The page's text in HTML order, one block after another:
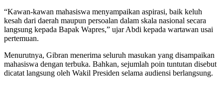
“Kawan-kawan mahasiswa menyampaikan aspirasi, baik keluh
kesah dari daerah maupun persoalan dalam skala nasional secara
langsung kepada Bapak Wapres,” ujar Abdi kepada wartawan usai
pertemuan.
Menurutnya, Gibran menerima seluruh masukan yang disampaikan
mahasiswa dengan terbuka. Bahkan, sejumlah poin tuntutan disebut
dicatat langsung oleh Wakil Presiden selama audiensi berlangsung.